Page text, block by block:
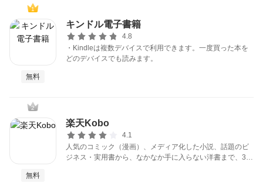
LINE無料スタンプ
無料はがきダウンロード
1
無料
キンドル電子書籍
4.8
・Kindleは複数デバイスで利用できます。一度買った本を
どのデバイスでも読みます。
2
無料
楽天Kobo
4.1
人気のコミック（漫画）、メディア化した小説、話題のビ
ジネス・実用書から、なかなか手に入らない洋書まで、30